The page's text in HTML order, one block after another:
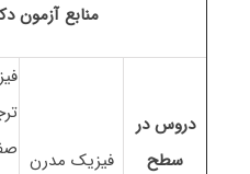
منابع آزمون
دروس در
سطح
فیزیک مدرن